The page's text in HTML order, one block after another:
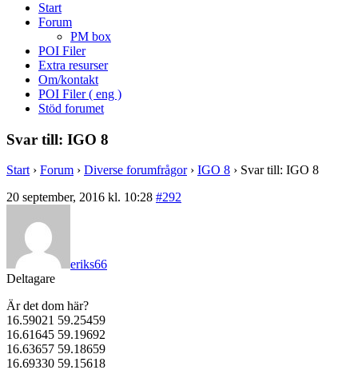
Start
Forum
PM box
POI Filer
Extra resurser
Om/kontakt
POI Filer ( eng )
Stöd forumet
Svar till: IGO 8
Start › Forum › Diverse forumfrågor › IGO 8 › Svar till: IGO 8
20 september, 2016 kl. 10:28 #292
eriks66
Deltagare
Är det dom här?
16.59021 59.25459
16.61645 59.19692
16.63657 59.18659
16.69330 59.15618